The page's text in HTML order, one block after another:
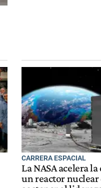
CARRERA ESPACIAL
La NASA acelera
un reactor nuclear